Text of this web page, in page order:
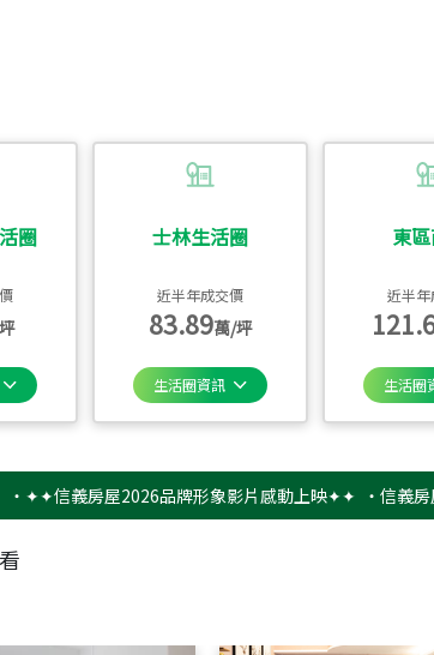
圈 士林生活圈
近半年成交價
83.89萬/坪
生活圈資訊
東
近半
生活圈
義房屋2026品牌形象影片感動上映✦✦ ‧信義房屋聲明